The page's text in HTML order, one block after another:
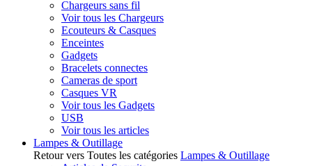
Chargeurs sans fil
Voir tous les Chargeurs
Ecouteurs & Casques
Enceintes
Gadgets
Bracelets connectes
Cameras de sport
Casques VR
Voir tous les Gadgets
USB
Voir tous les articles
Lampes & Outillage
Retour vers Toutes les catégories Lampes & Outillage